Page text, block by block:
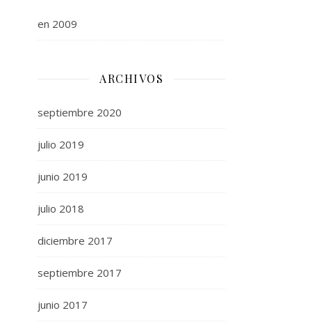
en 2009
ARCHIVOS
septiembre 2020
julio 2019
junio 2019
julio 2018
diciembre 2017
septiembre 2017
junio 2017